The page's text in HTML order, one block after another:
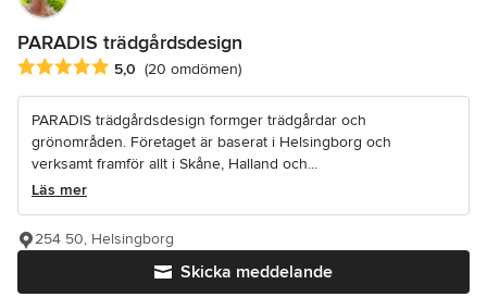
PARADIS trädgårdsdesign
Genomsnittligt omdöme: 5 av 5 stjärnor
5,0 (20 omdömen)
PARADIS trädgårdsdesign formger trädgårdar och
grönområden. Företaget är baserat i Helsingborg och
verksamt framför allt i Skåne, Halland och...
Läs mer
Skicka meddelande
254 50, Helsingborg